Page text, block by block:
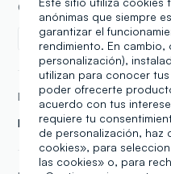
COLECCIONES
Nino
MARCAS
Fagottino
anónimas que siempre
garantizar el
rendimiento. En
personalización),
utilizan para conocer
poder ofrecerte
acuerdo con tus
requiere tu
de personalización, haz
cookies», para
las cookies» o, para